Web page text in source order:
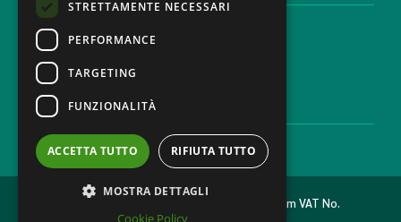
Work with us
2026 © MONDINI BONORA GINEVRA Law Firm VAT No.
STRETTAMENTE NECESSARI
PERFORMANCE
TARGETING
FUNZIONALITÀ
ACCETTA TUTTO RIFIUTA TUTTO
MOSTRA DETTAGLI
Cookie Policy